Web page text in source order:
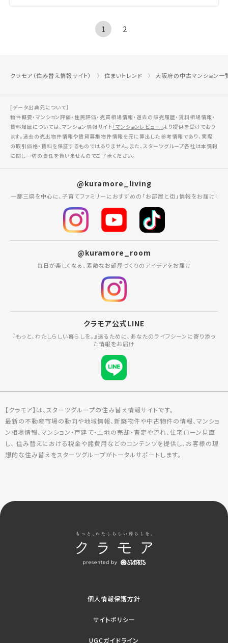
1 2
クラモア（住み替え情報サイト） 住まいトレンド 大阪府の中古マンション一
[データ出典元について］
物件概要・マンション評価・住民評価・売買相場情報・過去の販売履歴・賃料相場情報・
賃料履歴については、マンション情報サイト「マンションレビュー」より提供を受けており
ます。過去の売出物件情報や賃貸募集物件情報を元に算出した参考情報であり、実際
の取引価格・賃料を保証するものではありません。また、スターツグループ各社は本情報
に関し一切の責任を負いませんのでご了承ください。
@kuramore_living
一都三県を中心に、子育てファミリーにおすすめの「お部屋と街」情報をお届け!
@kuramore_room
毎日が楽しくなる、素敵なお部屋づくりのアイデアをお届け
クラモア公式LINE
『もっと、わたしらしい暮らしを。』送るために、あなたのライフシーンに寄り添っ
た情報をお届け
【クラモア】は、スターツグループの住み替え情報サイトです。
最新の不動産市場の動向や地域情報、新築物件や中古物件の情報、マンショ
ン相場情報、マンション・戸建て・土地の売却・査定や流れ、住宅ローン見直
し、 住み替えにおける税金や諸費用などのコンテンツを提供し、お客様の理
想的な住み替えをスターツグループがトータルサポートします。
個人情報保護方針
サイトポリシー
UGCガイドライン